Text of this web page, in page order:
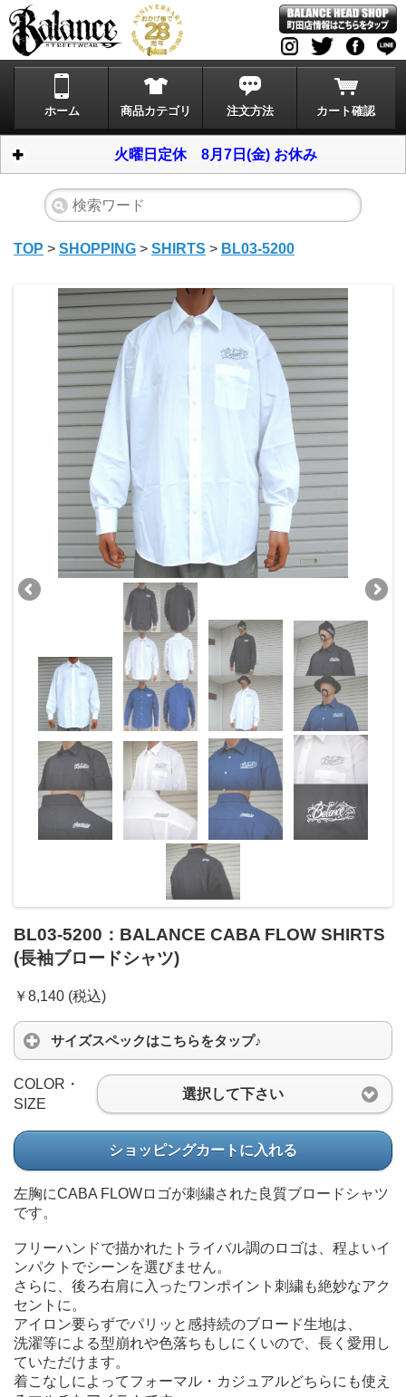
ホーム 商品カテゴリ 注文方法 カート確認
火曜日定休 8月7日(金) お休み
TOP > SHOPPING > SHIRTS > BL03-5200
BL03-5200：BALANCE CABA FLOW SHIRTS
(長袖ブロードシャツ)
￥8,140 (税込)
サイズスペックはこちらをタップ♪
COLOR・
SIZE
選択して下さい
ショッピングカートに入れる
左胸にCABA FLOWロゴが刺繍された良質ブロードシャツ
です。
フリーハンドで描かれたトライバル調のロゴは、程よいイ
ンパクトでシーンを選びません。
さらに、後ろ右肩に入ったワンポイント刺繍も絶妙なアク
セントに。
アイロン要らずでパリッと感持続のブロード生地は、
洗濯等による型崩れや色落ちもしにくいので、長く愛用し
ていただけます。
着こなしによってフォーマル・カジュアルどちらにも使え